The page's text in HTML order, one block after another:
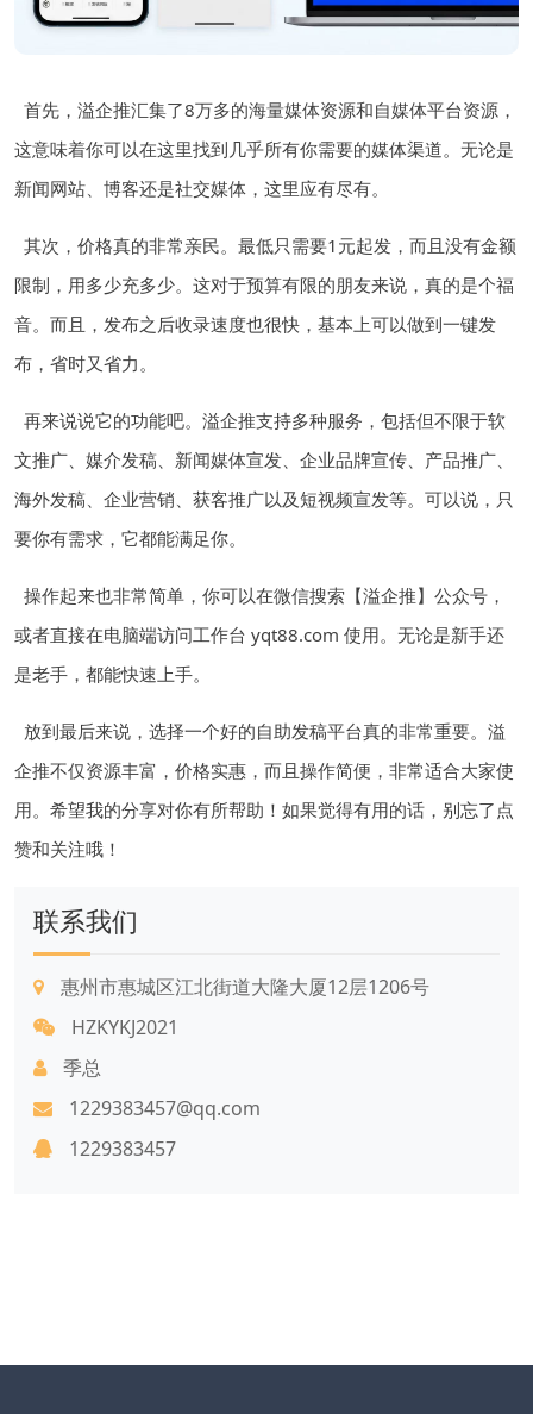
首先，溢企推汇集了8万多的海量媒体资源和自媒体平台资源，
这意味着你可以在这里找到几乎所有你需要的媒体渠道。无论是
新闻网站、博客还是社交媒体，这里应有尽有。
其次，价格真的非常亲民。最低只需要1元起发，而且没有金额
限制，用多少充多少。这对于预算有限的朋友来说，真的是个福
音。而且，发布之后收录速度也很快，基本上可以做到一键发
布，省时又省力。
再来说说它的功能吧。溢企推支持多种服务，包括但不限于软
文推广、媒介发稿、新闻媒体宣发、企业品牌宣传、产品推广、
海外发稿、企业营销、获客推广以及短视频宣发等。可以说，只
要你有需求，它都能满足你。
操作起来也非常简单，你可以在微信搜索【溢企推】公众号，
或者直接在电脑端访问工作台 yqt88.com 使用。无论是新手还
是老手，都能快速上手。
放到最后来说，选择一个好的自助发稿平台真的非常重要。溢
企推不仅资源丰富，价格实惠，而且操作简便，非常适合大家使
用。希望我的分享对你有所帮助！如果觉得有用的话，别忘了点
赞和关注哦！
联系我们
惠州市惠城区江北街道大隆大厦12层1206号
HZKYKJ2021
季总
1229383457@qq.com
1229383457